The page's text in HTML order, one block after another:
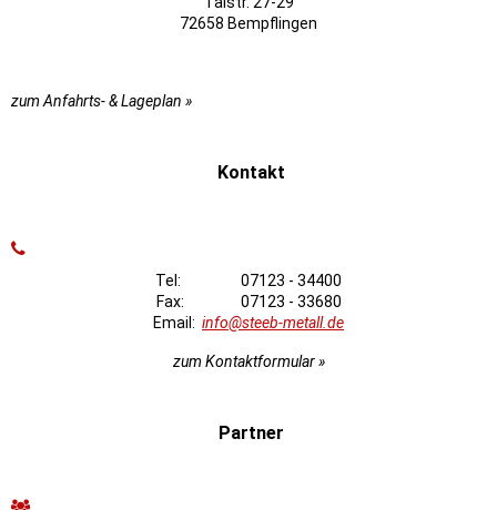
72658 Bempflingen
zum Anfahrts- & Lageplan »
Kontakt
Tel: 07123 - 34400
Fax: 07123 - 33680
Email: info@steeb-metall.de
zum Kontaktformular »
Partner